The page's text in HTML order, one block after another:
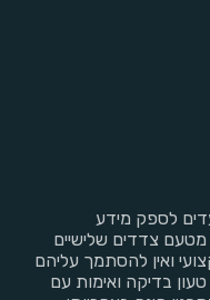
לספק מידע
מטעם צדדים שלישיים
ואין להסתמך עליהם
בדיקה ואימות עם